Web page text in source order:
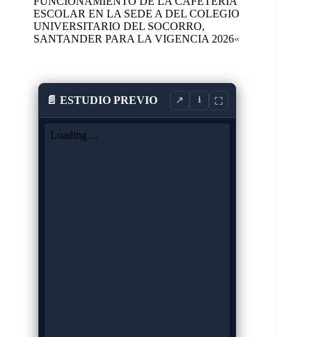
ESCOLAR EN LA SEDE A DEL COLEGIO
UNIVERSITARIO DEL SOCORRO,
SANTANDER PARA LA VIGENCIA 2026«
📄 ESTUDIO PREVIO ↗ ⭳ ⛶